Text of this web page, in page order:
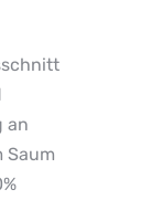
an
Saum